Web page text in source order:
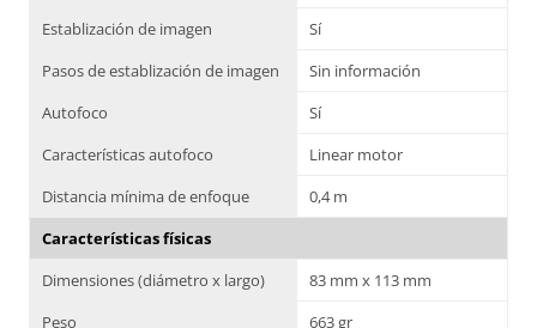
Establización de imagen
Sí
Pasos de establización de imagen
Sin información
Autofoco
Sí
Características autofoco
Linear motor
Distancia mínima de enfoque
0,4 m
Características físicas
Dimensiones (diámetro x largo)
83 mm x 113 mm
Peso
663 gr